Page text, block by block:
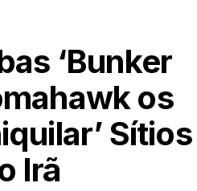
‘Bunker
os
Sítios
Irã